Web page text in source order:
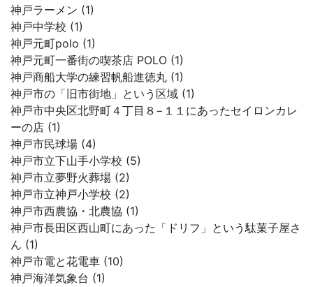
神戸ラーメン (1)
神戸中学校 (1)
神戸元町polo (1)
神戸元町一番街の喫茶店 POLO (1)
神戸商船大学の練習帆船進徳丸 (1)
神戸市の「旧市街地」という区域 (1)
神戸市中央区北野町４丁目８−１１にあったセイロンカレ
ーの店 (1)
神戸市民球場 (4)
神戸市立下山手小学校 (5)
神戸市立夢野火葬場 (2)
神戸市立神戸小学校 (2)
神戸市西農協・北農協 (1)
神戸市長田区西山町にあった「ドリフ」という駄菓子屋さ
ん (1)
神戸市電と花電車 (10)
神戸海洋気象台 (1)